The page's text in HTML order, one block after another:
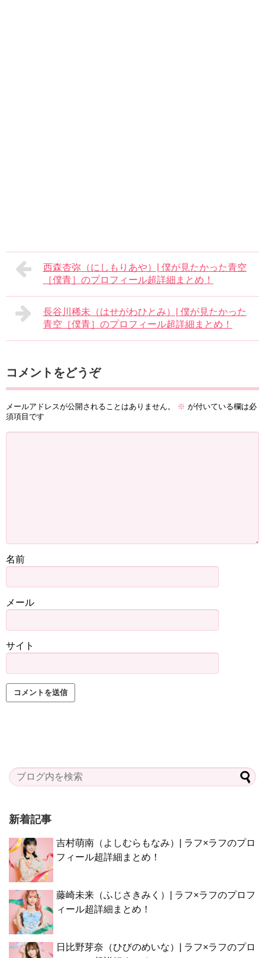
西森杏弥（にしもりあや）| 僕が見たかった青空
［僕青］のプロフィール超詳細まとめ！
長谷川稀未（はせがわひとみ）| 僕が見たかった
青空［僕青］のプロフィール超詳細まとめ！
コメントをどうぞ
メールアドレスが公開されることはありません。 ※ が付いている欄は必
須項目です
名前
メール
サイト
新着記事
吉村萌南（よしむらもなみ）| ラフ×ラフのプロ
フィール超詳細まとめ！
藤崎未来（ふじさきみく）| ラフ×ラフのプロフ
ィール超詳細まとめ！
日比野芽奈（ひびのめいな）| ラフ×ラフのプロ